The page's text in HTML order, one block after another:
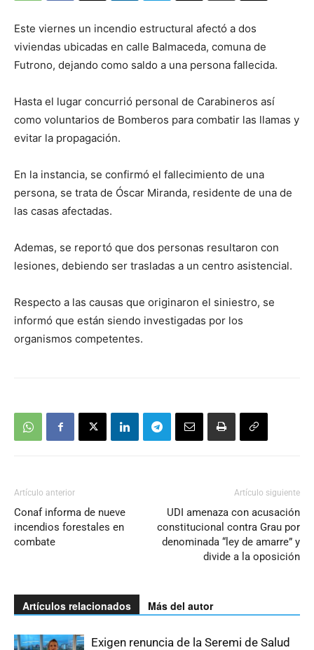
Este viernes un incendio estructural afectó a dos
viviendas ubicadas en calle Balmaceda, comuna de
Futrono, dejando como saldo a una persona fallecida.
Hasta el lugar concurrió personal de Carabineros así
como voluntarios de Bomberos para combatir las llamas y
evitar la propagación.
En la instancia, se confirmó el fallecimiento de una
persona, se trata de Óscar Miranda, residente de una de
las casas afectadas.
Ademas, se reportó que dos personas resultaron con
lesiones, debiendo ser trasladas a un centro asistencial.
Respecto a las causas que originaron el siniestro, se
informó que están siendo investigadas por los
organismos competentes.
Artículo anterior
Conaf informa de nueve
incendios forestales en
combate
Artículo siguiente
UDI amenaza con acusación
constitucional contra Grau por
denominada “ley de amarre” y
divide a la oposición
Artículos relacionados Más del autor
Exigen renuncia de la Seremi de Salud